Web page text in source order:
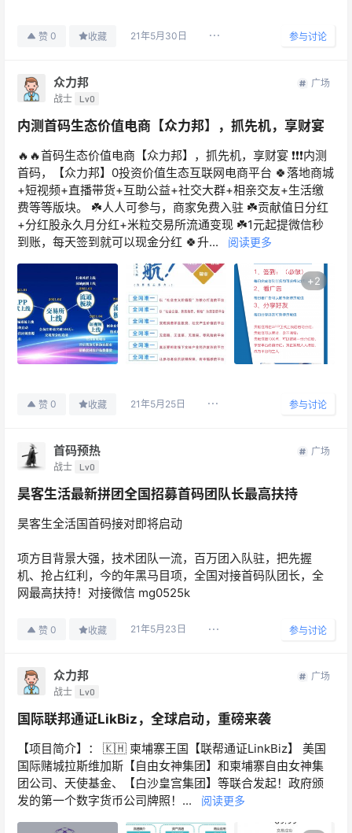
赞 0 收藏 21年5月30日 参与讨论
众力邦
战士 Lv0
广场
内测首码生态价值电商【众力邦】，抓先机，享财宴
🔥🔥首码生态价值电商【众力邦】，抓先机，享财宴 ❗️❗️❗️内测
首码，【众力邦】0投资价值生态互联网电商平台 🍀落地商城
+短视频+直播带货+互助公益+社交大群+相亲交友+生活缴
费等等版块。 ☘️人人可参与，商家免费入驻 ☘️贡献值日分红
+分红股永久月分红+米粒交易所流通变现 ☘️1元起提微信秒
到账，每天签到就可以现金分红 🍀升...
阅读更多
+2
赞 0 收藏 21年5月25日 参与讨论
首码预热
战士 Lv0
广场
昊客生活最新拼团全国招募首码团队长最高扶持
昊客生全活‬国首码接对‬即将启动
项方目‬背景大强‬，技术团队一流，百万团入队‬驻，把先握‬
机、抢占红利，今的年‬黑马目项‬，全国对接首码队团‬长，全
网最高扶持！对接微信 mg0525k
赞 0 收藏 21年5月23日 参与讨论
众力邦
战士 Lv0
广场
国际联邦通证LikBiz，全球启动，重磅来袭
【项目简介】： 🇰🇭 柬埔寨王国【联帮通证LinkBiz】 美国
国际赌城拉斯维加斯【自由女神集团】和柬埔寨自由女神集
团公司、天使基金、【白沙皇宫集团】等联合发起！政府颁
发的第一个数字货币公司牌照！...
阅读更多